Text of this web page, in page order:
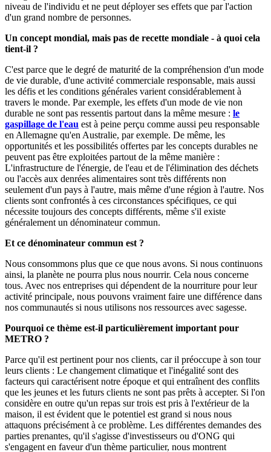
niveau de l'individu et ne peut déployer ses effets que par l'action
d'un grand nombre de personnes.
Un concept mondial, mais pas de recette mondiale - à quoi cela
tient-il ?
C'est parce que le degré de maturité de la compréhension d'un mode
de vie durable, d'une activité commerciale responsable, mais aussi
les défis et les conditions générales varient considérablement à
travers le monde. Par exemple, les effets d'un mode de vie non
durable ne sont pas ressentis partout dans la même mesure : le
gaspillage de l'eau est à peine perçu comme aussi peu responsable
en Allemagne qu'en Australie, par exemple. De même, les
opportunités et les possibilités offertes par les concepts durables ne
peuvent pas être exploitées partout de la même manière :
L'infrastructure de l'énergie, de l'eau et de l'élimination des déchets
ou l'accès aux denrées alimentaires sont très différents non
seulement d'un pays à l'autre, mais même d'une région à l'autre. Nos
clients sont confrontés à ces circonstances spécifiques, ce qui
nécessite toujours des concepts différents, même s'il existe
généralement un dénominateur commun.
Et ce dénominateur commun est ?
Nous consommons plus que ce que nous avons. Si nous continuons
ainsi, la planète ne pourra plus nous nourrir. Cela nous concerne
tous. Avec nos entreprises qui dépendent de la nourriture pour leur
activité principale, nous pouvons vraiment faire une différence dans
nos communautés si nous utilisons nos ressources avec sagesse.
Pourquoi ce thème est-il particulièrement important pour
METRO ?
Parce qu'il est pertinent pour nos clients, car il préoccupe à son tour
leurs clients : Le changement climatique et l'inégalité sont des
facteurs qui caractérisent notre époque et qui entraînent des conflits
que les jeunes et les futurs clients ne sont pas prêts à accepter. Si l'on
considère en outre qu'un repas sur trois est pris à l'extérieur de la
maison, il est évident que le potentiel est grand si nous nous
attaquons précisément à ce problème. Les différentes demandes des
parties prenantes, qu'il s'agisse d'investisseurs ou d'ONG qui
s'engagent en faveur d'un thème particulier, nous montrent